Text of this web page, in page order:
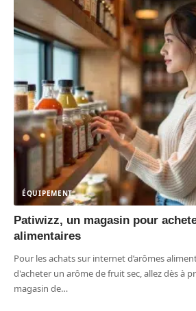
ÉQUIPEMENT
Patiwizz, un magasin pour
alimentaires
Pour les achats sur internet d’arômes
d'acheter un arôme de fruit sec, allez dès à
magasin de…